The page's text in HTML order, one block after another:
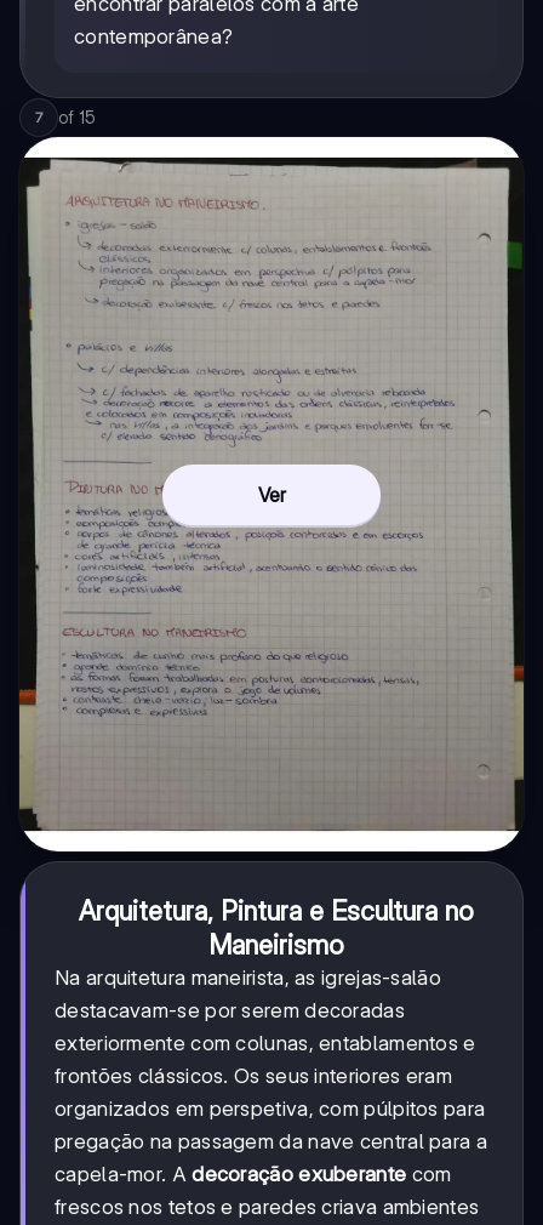
contemporânea?
7 of 15
Ver
Arquitetura, Pintura e Escultura no
Maneirismo
Na arquitetura maneirista, as igrejas-salão
destacavam-se por serem decoradas
exteriormente com colunas, entablamentos e
frontões clássicos. Os seus interiores eram
organizados em perspetiva, com púlpitos para
pregação na passagem da nave central para a
capela-mor. Adecoração exuberante com
frescos nos tetos e paredes criava ambientes